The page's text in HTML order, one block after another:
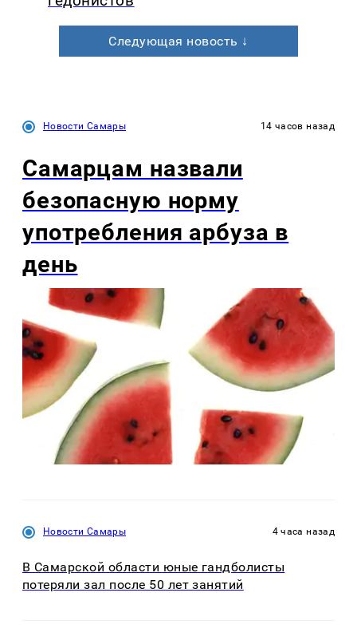
Следующая новость ↓
Новости Самары 14 часов назад
Самарцам назвали
безопасную норму
употребления арбуза в
день
Новости Самары 4 часа назад
В Самарской области юные гандболисты
потеряли зал после 50 лет занятий